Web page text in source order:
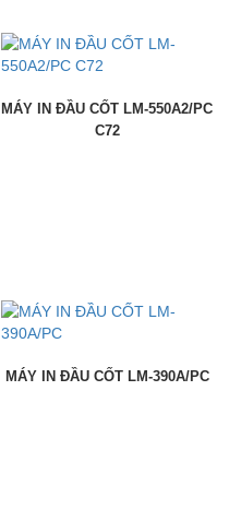
MÁY IN ĐẦU CỐT LM-550A2/PC
C72
MÁY IN ĐẦU CỐT LM-390A/PC